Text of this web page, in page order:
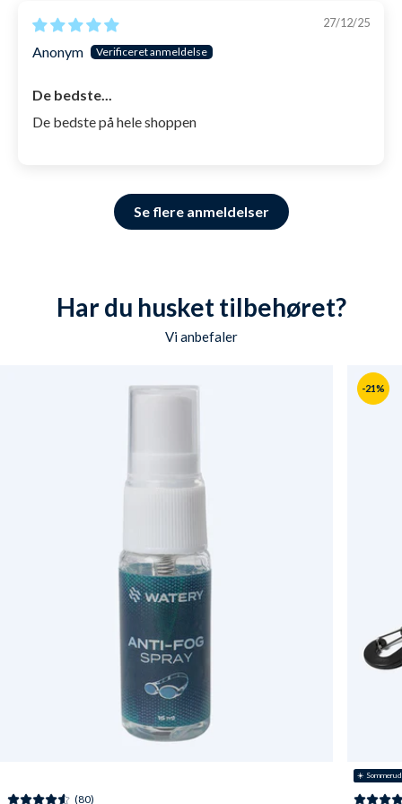
svømmere: Konkurrence, svømmetræning og
almindelig badning. Dette skyldes den lave-profil,
velsiddende pasform, der holder vandet ude.
27/12/25
Anonym
De bedste...
De bedste på hele shoppen
Se flere anmeldelser
Har du husket tilbehøret?
Vi anbefaler
(80)
-21%
☀️